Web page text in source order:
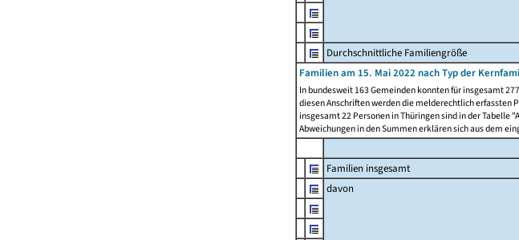
Durchschnittliche Familiengröße
Familien am 15. Mai 2022 nach Typ der
In bundesweit 163 Gemeinden konnten für insgesamt
diesen Anschriften werden die melderechtlich erfassten
insgesamt 22 Personen in Thüringen sind in der
Abweichungen in den Summen erklären sich aus dem
Familien insgesamt
davon